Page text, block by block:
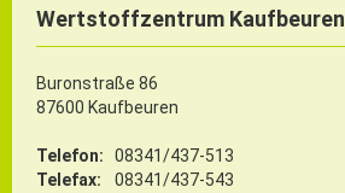
Wertstoffzentrum Kaufbeuren
Buronstraße 86
87600 Kaufbeuren
Telefon:
08341/437-513
Telefax:
08341/437-543